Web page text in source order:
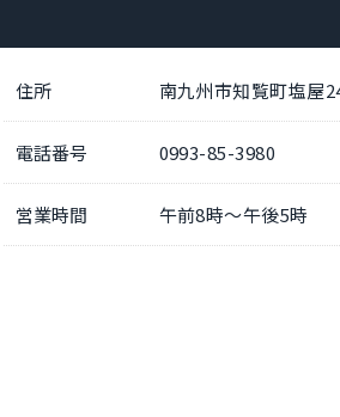
住所 南九州市知覧町塩屋
電話番号 0993-85-3980
営業時間 午前8時～午後5時